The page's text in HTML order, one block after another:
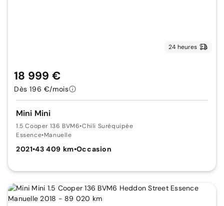
24 heures
Mini Mini
1.5 Cooper 136 BVM6•Chili Suréquipée
Essence•Manuelle
2021•43 409 km•Occasion
18 999 €
Dès 196 €/mois